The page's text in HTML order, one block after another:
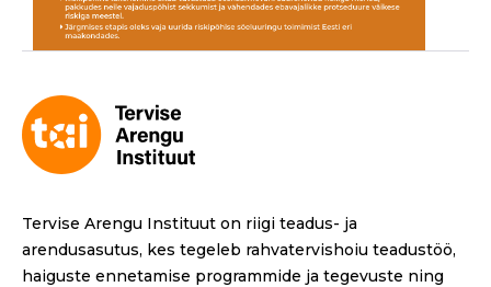
Tervise Arengu Instituut on riigi teadus- ja
arendusasutus, kes tegeleb rahvatervishoiu teadustöö,
haiguste ennetamise programmide ja tegevuste ning